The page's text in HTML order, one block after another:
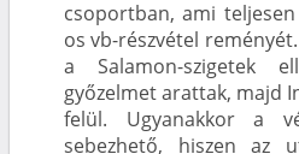
csoportban, ami
os vb-részvétel
a Salamon-szigetek
győzelmet arattak, majd
felül. Ugyanakkor a
sebezhető, hiszen az